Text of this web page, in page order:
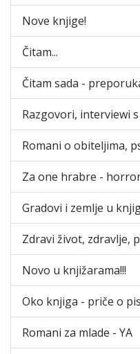
Nove knjige!
Čitam...
Čitam sada -
Razgovori, interviewi
Romani o obiteljima,
Za one hrabre -
Gradovi i zemlje u
Zdravi život, zdravlje,
Novo u knjižarama!!!
Oko knjiga - priče o
Romani za mlade - YA